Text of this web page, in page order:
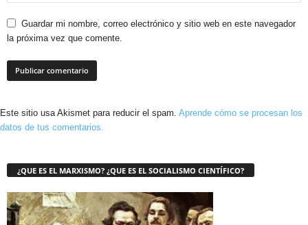
Guardar mi nombre, correo electrónico y sitio web en este navegador
la próxima vez que comente.
Este sitio usa Akismet para reducir el spam. Aprende cómo se procesan los
datos de tus comentarios.
¿QUE ES EL MARXISMO? ¿QUE ES EL SOCIALISMO CIENTÍFICO?